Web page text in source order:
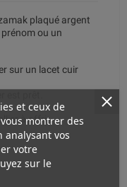
plaqué argent
ou un
sur un lacet cuir
à offrir.
et ceux de
montrer des
analysant vos
votre
sur le